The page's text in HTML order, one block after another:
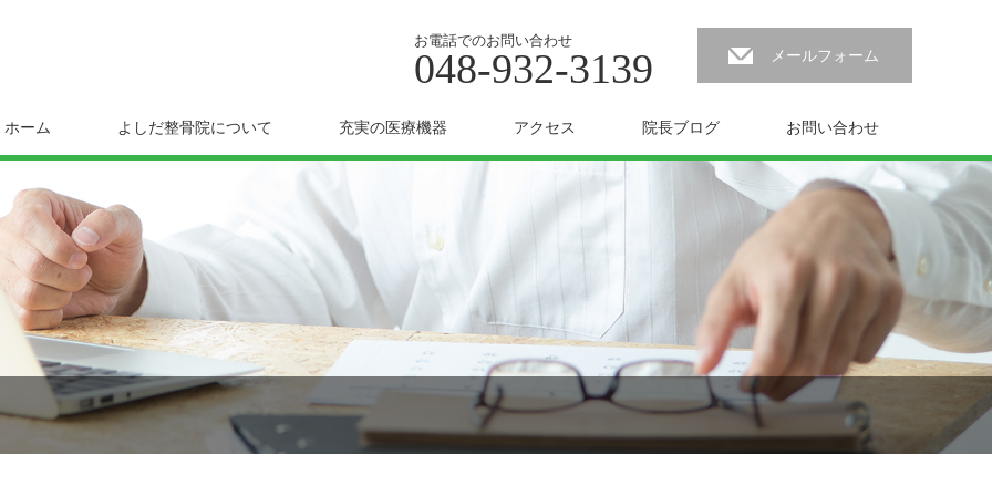
お電話でのお問い合わせ
048-932-3139 メールフォーム
ホーム よしだ整骨院について 充実の医療機器 アクセス 院長ブログ お問い合わせ